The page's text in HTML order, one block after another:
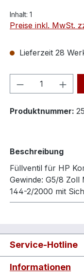
Inhalt: 1
Preise inkl. MwSt.
Lieferzeit 28
Produkt
Produktnummer:
Beschreibung
Füllventil für HP
Gewinde: G5/8
144-2/2000 mit
Service-Hotline
Informationen